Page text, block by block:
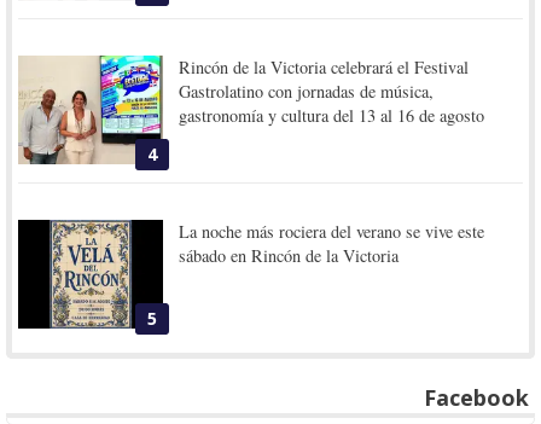
4
Rincón de la Victoria celebrará el Festival
Gastrolatino con jornadas de música,
gastronomía y cultura del 13 al 16 de agosto
5
La noche más rociera del verano se vive este
sábado en Rincón de la Victoria
Facebook